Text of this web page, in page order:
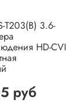
T203(B) 3.6-
HD-CVI
руб